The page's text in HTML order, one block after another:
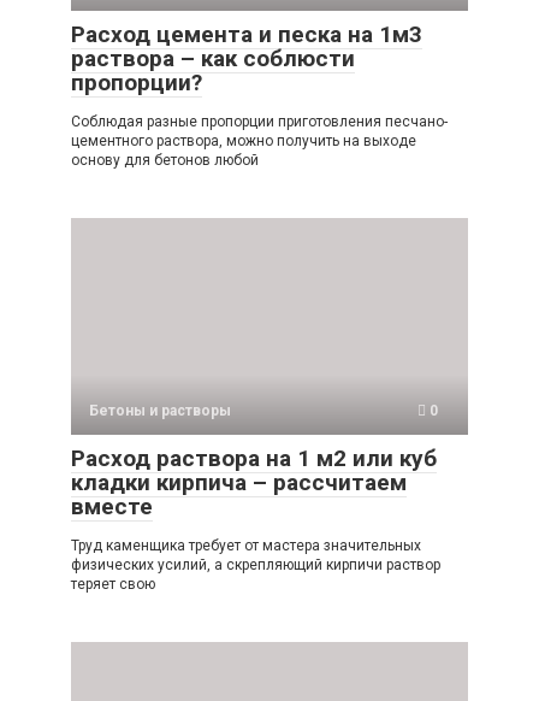
Расход цемента и песка на 1м3
раствора – как соблюсти
пропорции?
Соблюдая разные пропорции приготовления песчано-
цементного раствора, можно получить на выходе
основу для бетонов любой
Бетоны и растворы 0
Расход раствора на 1 м2 или куб
кладки кирпича – рассчитаем
вместе
Труд каменщика требует от мастера значительных
физических усилий, а скрепляющий кирпичи раствор
теряет свою